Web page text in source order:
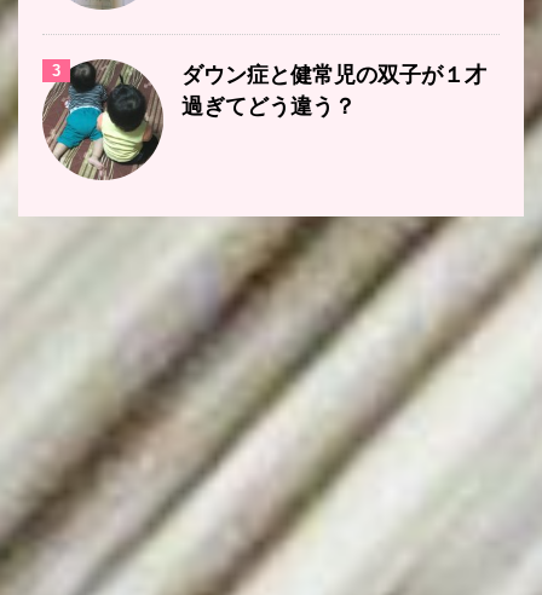
3
ダウン症と健常児の双子が１才
過ぎてどう違う？